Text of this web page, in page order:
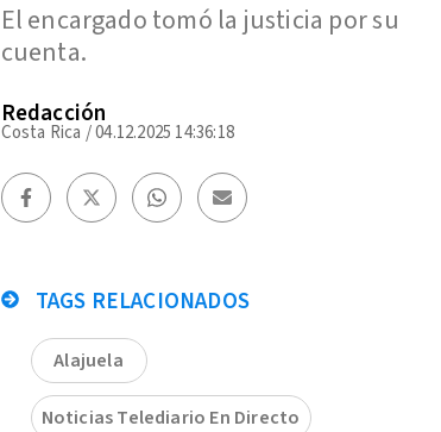
El encargado tomó la justicia por su
cuenta.
Redacción
Costa Rica /04.12.2025 14:36:18
TAGS RELACIONADOS
Alajuela
Noticias Telediario En Directo